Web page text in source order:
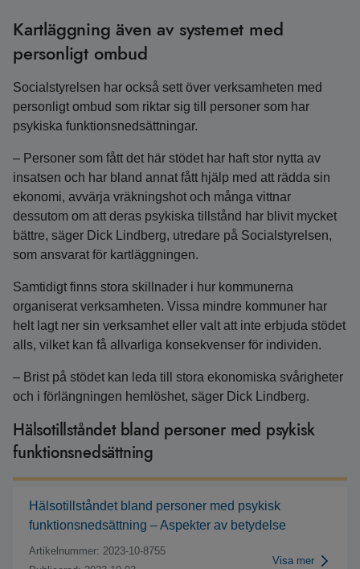
Kartläggning även av systemet med
personligt ombud
Socialstyrelsen har också sett över verksamheten med
personligt ombud som riktar sig till personer som har
psykiska funktionsnedsättningar.
– Personer som fått det här stödet har haft stor nytta av
insatsen och har bland annat fått hjälp med att rädda sin
ekonomi, avvärja vräkningshot och många vittnar
dessutom om att deras psykiska tillstånd har blivit mycket
bättre, säger Dick Lindberg, utredare på Socialstyrelsen,
som ansvarat för kartläggningen.
Samtidigt finns stora skillnader i hur kommunerna
organiserat verksamheten. Vissa mindre kommuner har
helt lagt ner sin verksamhet eller valt att inte erbjuda stödet
alls, vilket kan få allvarliga konsekvenser för individen.
– Brist på stödet kan leda till stora ekonomiska svårigheter
och i förlängningen hemlöshet, säger Dick Lindberg.
Hälsotillståndet bland personer med psykisk
funktionsnedsättning
Hälsotillståndet bland personer med psykisk
funktionsnedsättning – Aspekter av betydelse
Artikelnummer: 2023-10-8755
Visa mer